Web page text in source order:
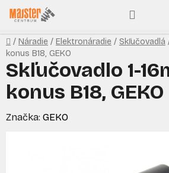
Prejsť
na
obsah
Domov
/ Náradie / Elektronáradie / Skľučovadlá
konus B18, GEKO
Skľučovadlo 1-
konus B18, GEKO
Značka: GEKO